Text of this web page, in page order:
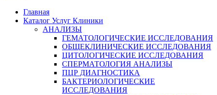
Главная
Каталог Услуг Клиники
АНАЛИЗЫ
ГЕМАТОЛОГИЧЕСКИЕ ИССЛЕДОВАНИЯ
ОБЩЕКЛИНИЧЕСКИЕ ИССЛЕДОВАНИЯ
ЦИТОЛОГИЧЕСКИЕ ИССЛЕДОВАНИЯ
СПЕРМАТОЛОГИЯ АНАЛИЗЫ
ПЦР ДИАГНОСТИКА
БАКТЕРИОЛОГИЧЕСКИЕ
ИССЛЕДОВАНИЯ